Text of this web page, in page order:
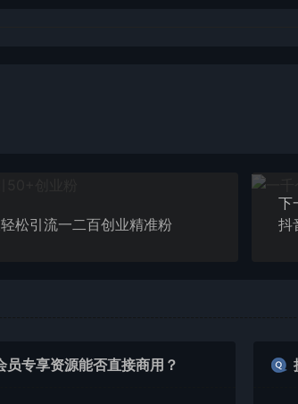
松引流一二百创业精准粉
下
抖
员专享资源能否直接商用？